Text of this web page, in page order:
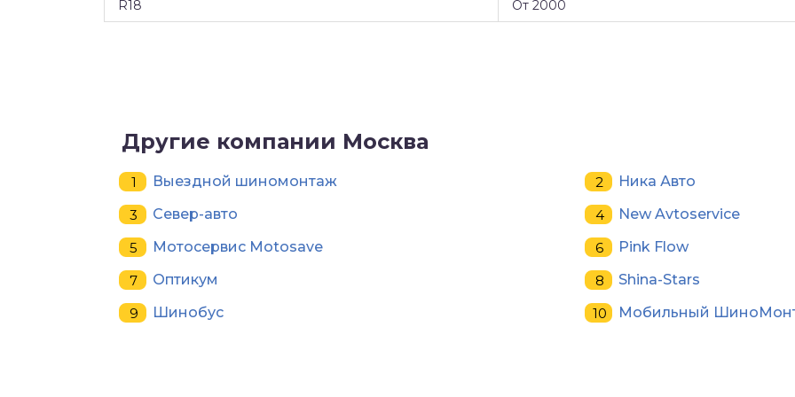
R18 От 2000
Другие компании Москва
Выездной шиномонтаж
Ника Авто
Север-авто
New Avtoservice
Мотосервис Motosave
Pink Flow
Оптикум
Shina-Stars
Шинобус
Мобильный